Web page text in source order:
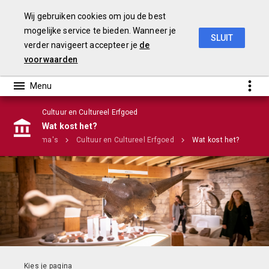
Cultuur en Cultureel Erfgoed
Wat kost het?
Programma's Cultuur en Cultureel Erfgoed Wat kost het?
Wij gebruiken cookies om jou de best
mogelijke service te bieden. Wanneer je
verder navigeert accepteer je de
voorwaarden
SLUIT